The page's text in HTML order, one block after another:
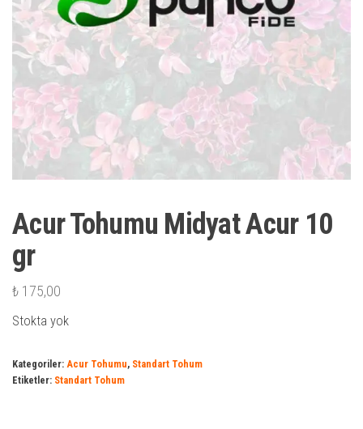
Acur Tohumu Midyat Acur 10
gr
₺ 175,00
Stokta yok
Kategoriler: Acur Tohumu, Standart Tohum
Etiketler: Standart Tohum